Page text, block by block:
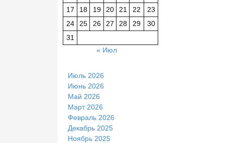
17
18 19 20 21 22
23
24
25 26 27 28 29
30
31
« Июл
Июль 2026
Июнь 2026
Май 2026
Март 2026
Февраль 2026
Декабрь 2025
Ноябрь 2025